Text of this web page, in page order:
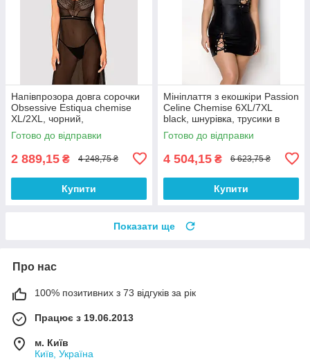
Напівпрозора довга сорочки
Obsessive Estiqua chemise
XL/2XL, чорний,
асиметричний крій
Готово до відправки
2 889,15 ₴ 4 248,75 ₴
Купити
Мініплаття з екошкіри Passion
Celine Chemise 6XL/7XL
black, шнурівка, трусики в
комплекті
Готово до відправки
4 504,15 ₴ 6 623,75 ₴
Купити
Показати ще
Про нас
100% позитивних з 73 відгуків за рік
Працює з 19.06.2013
м. Київ
Київ, Україна